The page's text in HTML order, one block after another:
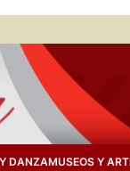
DANZAMUSEOS Y